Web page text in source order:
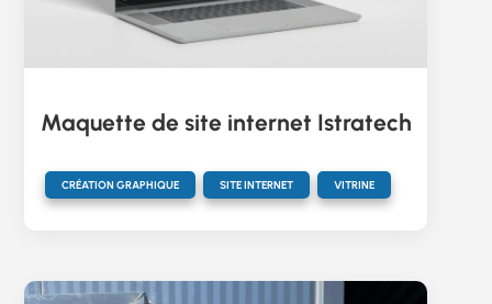
Maquette de site internet Istratech
CRÉATION GRAPHIQUE
,
SITE INTERNET
,
VITRINE